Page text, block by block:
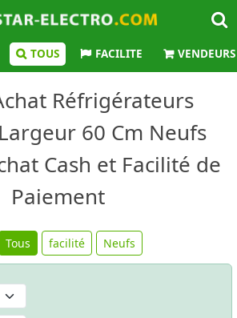
TOUS FACILITE VENDEURS
Réfrigérateurs
Largeur 60 Cm Neufs
Cash et Facilité de
Paiement
Tous facilité Neufs